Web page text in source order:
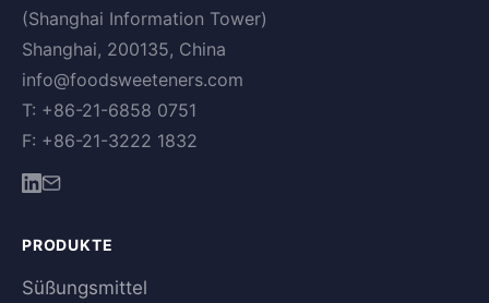
(Shanghai Information Tower)
Shanghai, 200135, China
info@foodsweeteners.com
T: +86-21-6858 0751
F: +86-21-3222 1832
PRODUKTE
Süßungsmittel